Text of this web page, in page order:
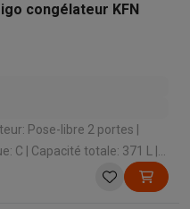
congélateur KFN
Pose-libre 2 portes |
371 L |
No Frost | Niveau